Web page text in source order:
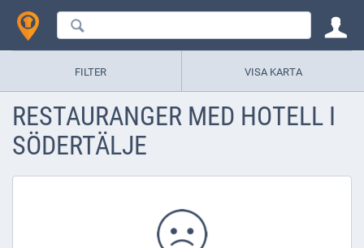
FILTER VISA KARTA
RESTAURANGER MED HOTELL I
SÖDERTÄLJE